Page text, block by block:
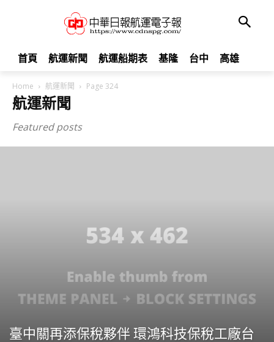
首頁 航運新聞 航運船期表 基隆 台中 高雄
Home 航運新聞 Page 324
航運新聞
Featured posts
臺中關再添保稅夥伴 環鴻科技保稅工廠台